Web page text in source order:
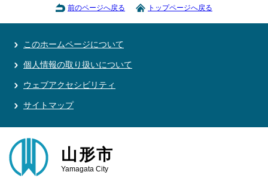
前のページへ戻る トップページへ戻る
このホームページについて
個人情報の取り扱いについて
ウェブアクセシビリティ
サイトマップ
山形市
Yamagata City